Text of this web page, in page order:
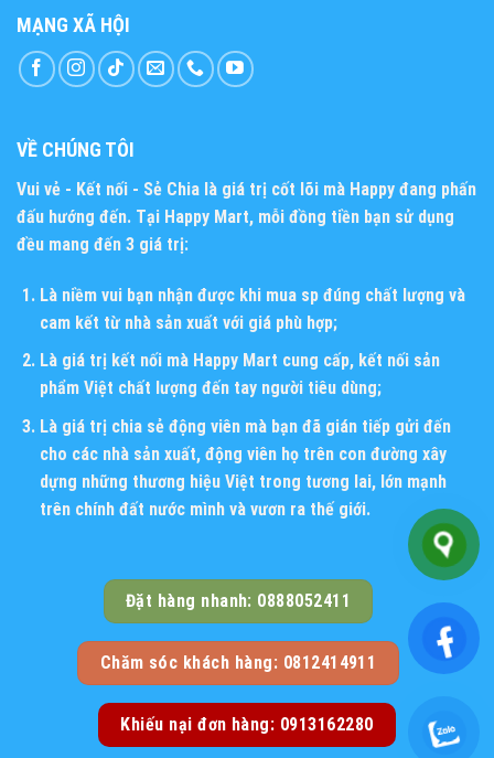
MẠNG XÃ HỘI
VỀ CHÚNG TÔI
Vui vẻ - Kết nối - Sẻ Chia là giá trị cốt lõi mà Happy đang phấn
đấu hướng đến. Tại Happy Mart, mỗi đồng tiền bạn sử dụng
đều mang đến 3 giá trị:
Là niềm vui bạn nhận được khi mua sp đúng chất lượng và
cam kết từ nhà sản xuất với giá phù hợp;
Là giá trị kết nối mà Happy Mart cung cấp, kết nối sản
phẩm Việt chất lượng đến tay người tiêu dùng;
Là giá trị chia sẻ động viên mà bạn đã gián tiếp gửi đến
cho các nhà sản xuất, động viên họ trên con đường xây
dựng những thương hiệu Việt trong tương lai, lớn mạnh
trên chính đất nước mình và vươn ra thế giới.
Đặt hàng nhanh: 0888052411
Chăm sóc khách hàng: 0812414911
Khiếu nại đơn hàng: 0913162280